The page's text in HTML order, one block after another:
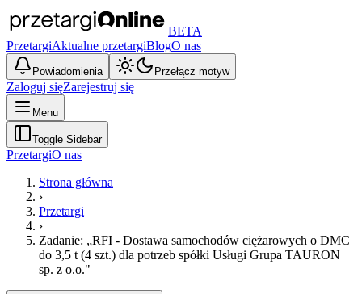
BETA
PrzetargiAktualne przetargiBlogO nas
Powiadomienia Przełącz motyw
Zaloguj sięZarejestruj się
Menu
Toggle Sidebar
PrzetargiO nas
Strona główna
›
Przetargi
›
Zadanie: „RFI - Dostawa samochodów ciężarowych o DMC
do 3,5 t (4 szt.) dla potrzeb spółki Usługi Grupa TAURON
sp. z o.o."